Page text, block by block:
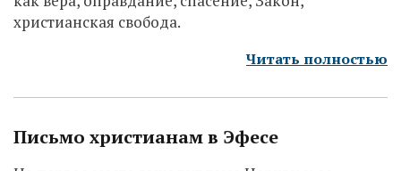
христианская свобода.
Читать полностью
Письмо христианам в Эфесе